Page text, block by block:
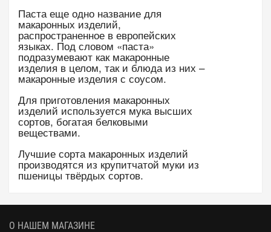
Паста еще одно название для
макаронных изделий,
распространенное в европейских
языках. Под словом «паста»
подразумевают как макаронные
изделия в целом, так и блюда из них –
макаронные изделия с соусом.
Для приготовления макаронных
изделий используется мука высших
сортов, богатая белковыми
веществами.
Лучшие сорта макаронных изделий
производятся из крупитчатой муки из
пшеницы твёрдых сортов.
О НАШЕМ МАГАЗИНЕ